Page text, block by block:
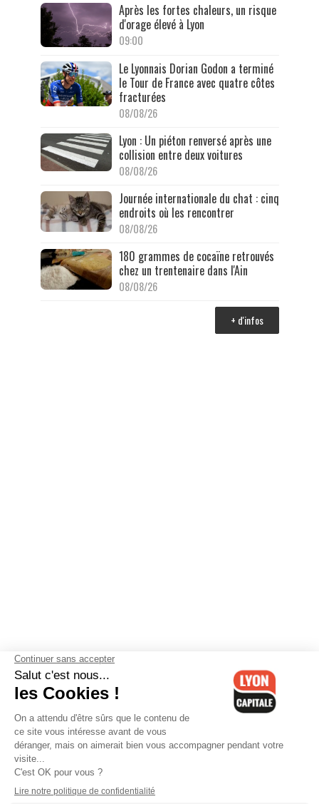
Après les fortes chaleurs, un risque
d'orage élevé à Lyon
09:00
Le Lyonnais Dorian Godon a terminé
le Tour de France avec quatre côtes
fracturées
08/08/26
Lyon : Un piéton renversé après une
collision entre deux voitures
08/08/26
Journée internationale du chat : cinq
endroits où les rencontrer
08/08/26
180 grammes de cocaïne retrouvés
chez un trentenaire dans l'Ain
08/08/26
+ d'infos